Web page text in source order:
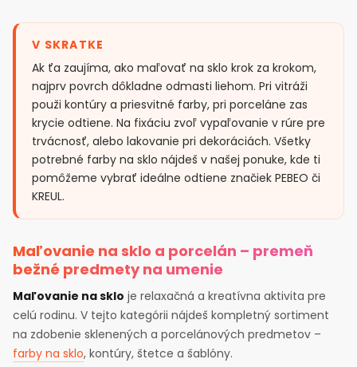
V SKRATKE
Ak ťa zaujíma, ako maľovať na sklo krok za krokom,
najprv povrch dôkladne odmasti liehom. Pri vitráži
použi kontúry a priesvitné farby, pri porceláne zas
krycie odtiene. Na fixáciu zvoľ vypaľovanie v rúre pre
trvácnosť, alebo lakovanie pri dekoráciách. Všetky
potrebné farby na sklo nájdeš v našej ponuke, kde ti
pomôžeme vybrať ideálne odtiene značiek PEBEO či
KREUL.
Maľovanie na sklo a porcelán – premeň
bežné predmety na umenie
Maľovanie na sklo je relaxačná a kreatívna aktivita pre
celú rodinu. V tejto kategórii nájdeš kompletný sortiment
na zdobenie sklenených a porcelánových predmetov –
farby na sklo, kontúry, štetce a šablóny.